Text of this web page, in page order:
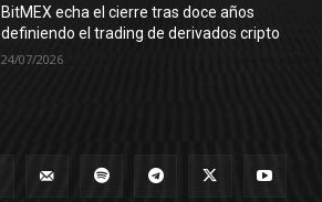
BitMEX echa el cierre tras doce años
definiendo el trading de derivados cripto
24/07/2026